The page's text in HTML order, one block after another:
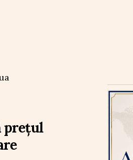
prețul